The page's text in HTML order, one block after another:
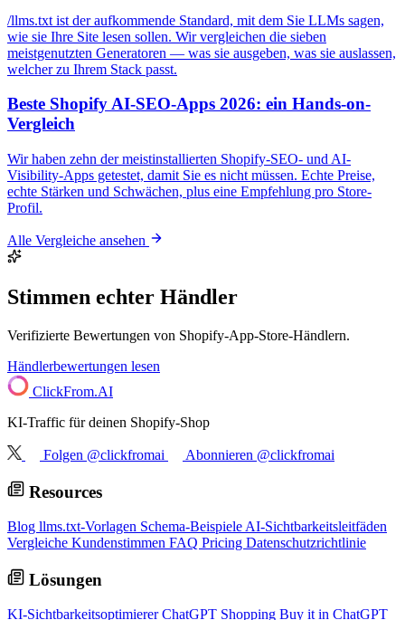
/llms.txt ist der aufkommende Standard, mit dem Sie LLMs sagen,
wie sie Ihre Site lesen sollen. Wir vergleichen die sieben
meistgenutzten Generatoren — was sie ausgeben, was sie auslassen,
welcher zu Ihrem Stack passt.
Beste Shopify AI-SEO-Apps 2026: ein Hands-on-
Vergleich
Wir haben zehn der meistinstallierten Shopify-SEO- und AI-
Visibility-Apps getestet, damit Sie es nicht müssen. Echte Preise,
echte Stärken und Schwächen, plus eine Empfehlung pro Store-
Profil.
Alle Vergleiche ansehen
Stimmen echter Händler
Verifizierte Bewertungen von Shopify-App-Store-Händlern.
Händlerbewertungen lesen
ClickFrom.AI
KI-Traffic für deinen Shopify-Shop
Folgen @clickfromai Abonnieren @clickfromai
Resources
Blog llms.txt-Vorlagen Schema-Beispiele AI-Sichtbarkeitsleitfäden
Vergleiche Kundenstimmen FAQ Pricing Datenschutzrichtlinie
Lösungen
KI-SichtbarkeitsoptimiererChatGPT Shopping Buy it in ChatGPT